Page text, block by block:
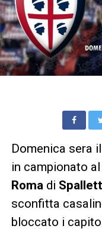
Domenica sera il
in campionato
Romadi
sconfitta
bloccato i